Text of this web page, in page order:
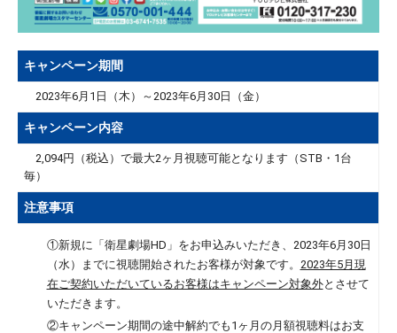
キャンペーン期間
2023年6月1日（木）～2023年6月30日（金）
キャンペーン内容
2,094円（税込）で最大2ヶ月視聴可能となります（STB・1台
毎）
注意事項
①新規に「衛星劇場HD」をお申込みいただき、2023年6月30日
（水）までに視聴開始されたお客様が対象です。 2023年5月現
在ご契約いただいているお客様はキャンペーン対象外とさせて
いただきます。
②キャンペーン期間の途中解約でも1ヶ月の月額視聴料はお支